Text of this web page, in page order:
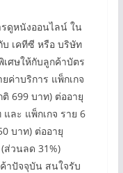
รดูหนังออนไลน์ ใน
เคทีซี หรือ บริษัท
ศษให้กับลูกค้าบัตร
ค่าบริการ แพ็กเกจ
699 บาท) ต่ออายุ
ละ แพ็กเกจ ราย 6
บาท) ต่ออายุ
ส่วนลด 31%)
าปัจจุบัน สนใจรับ